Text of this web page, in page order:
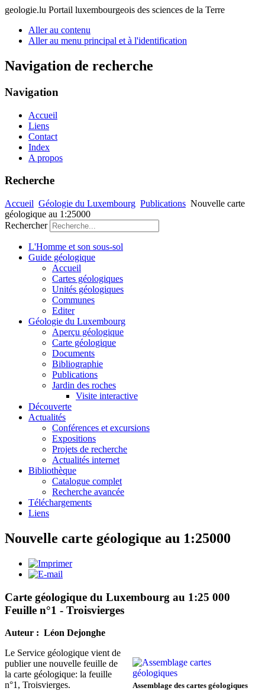
geologie.lu Portail luxembourgeois des sciences de la Terre
Aller au contenu
Aller au menu principal et à l'identification
Navigation de recherche
Navigation
Accueil
Liens
Contact
Index
A propos
Recherche
Accueil Géologie du Luxembourg Publications Nouvelle carte
géologique au 1:25000
Rechercher
L'Homme et son sous-sol
Guide géologique
Accueil
Cartes géologiques
Unités géologiques
Communes
Editer
Géologie du Luxembourg
Aperçu géologique
Carte géologique
Documents
Bibliographie
Publications
Jardin des roches
Visite interactive
Découverte
Actualités
Conférences et excursions
Expositions
Projets de recherche
Actualités internet
Bibliothèque
Catalogue complet
Recherche avancée
Téléchargements
Liens
Nouvelle carte géologique au 1:25000
Carte géologique du Luxembourg au 1:25 000
Feuille n°1 - Troisvierges
Auteur : Léon Dejonghe
Assemblage des cartes géologiques
Le Service géologique vient de
publier une nouvelle feuille de
la carte géologique: la feuille
n°1, Troisvierges.